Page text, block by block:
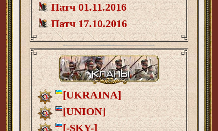
Патч 01.11.2016
Патч 17.10.2016
[UKRAINA]
[UNION]
[-SKY-]